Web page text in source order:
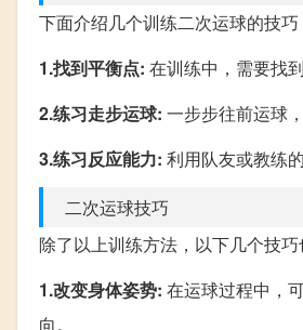
下面介绍几个训练二次运球的技巧
1.找到平衡点: 在训练中，需要找
2.练习走步运球: 一步步往前运球
3.练习反应能力: 利用队友或教练
二次运球技巧
除了以上训练方法，以下几个技
1.改变身体姿势: 在运球过程中，
向。